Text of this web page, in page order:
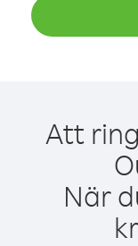
Att
När